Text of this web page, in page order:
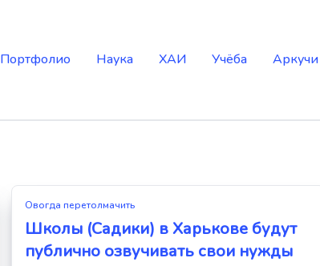
Портфолио Наука ХАИ Учёба Аркучи
Овогда перетолмачить
Школы (Садики) в Харькове будут
публично озвучивать свои нужды